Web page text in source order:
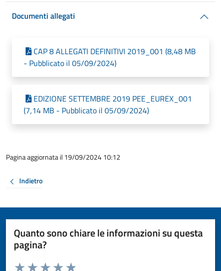
Documenti allegati
CAP 8 ALLEGATI DEFINITIVI 2019_001 (8,48 MB
- Pubblicato il 05/09/2024)
EDIZIONE SETTEMBRE 2019 PEE_EUREX_001
(7,14 MB - Pubblicato il 05/09/2024)
Pagina aggiornata il 19/09/2024 10:12
Indietro
Quanto sono chiare le informazioni su questa
pagina?
Valuta da 1 a 5 stelle la pagina